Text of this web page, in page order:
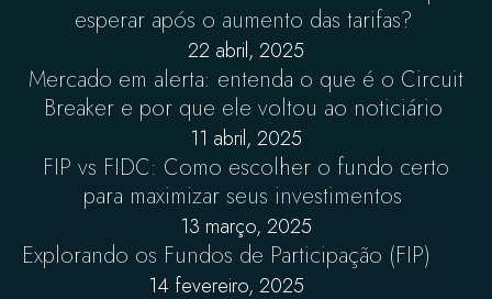
esperar após o aumento das tarifas?
22 abril, 2025
Mercado em alerta: entenda o que é o Circuit
Breaker e por que ele voltou ao noticiário
11 abril, 2025
FIP vs FIDC: Como escolher o fundo certo
para maximizar seus investimentos
13 março, 2025
Explorando os Fundos de Participação (FIP)
14 fevereiro, 2025